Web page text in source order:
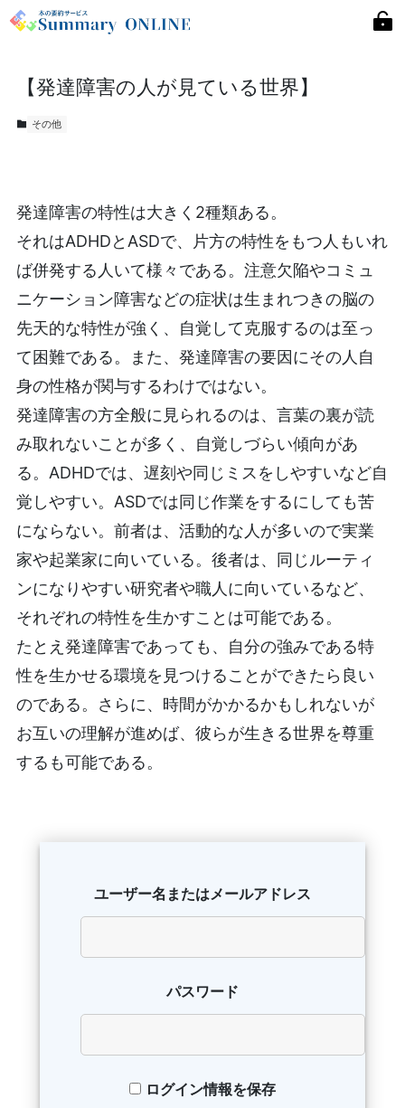
【発達障害の人が見ている世界】
その他
発達障害の特性は大きく2種類ある。
それはADHDとASDで、片方の特性をもつ人もいれ
ば併発する人いて様々である。注意欠陥やコミュ
ニケーション障害などの症状は生まれつきの脳の
先天的な特性が強く、自覚して克服するのは至っ
て困難である。また、発達障害の要因にその人自
身の性格が関与するわけではない。
発達障害の方全般に見られるのは、言葉の裏が読
み取れないことが多く、自覚しづらい傾向があ
る。ADHDでは、遅刻や同じミスをしやすいなど自
覚しやすい。ASDでは同じ作業をするにしても苦
にならない。前者は、活動的な人が多いので実業
家や起業家に向いている。後者は、同じルーティ
ンになりやすい研究者や職人に向いているなど、
それぞれの特性を生かすことは可能である。
たとえ発達障害であっても、自分の強みである特
性を生かせる環境を見つけることができたら良い
のである。さらに、時間がかかるかもしれないが
お互いの理解が進めば、彼らが生きる世界を尊重
するも可能である。
ユーザー名またはメールアドレス
パスワード
ログイン情報を保存